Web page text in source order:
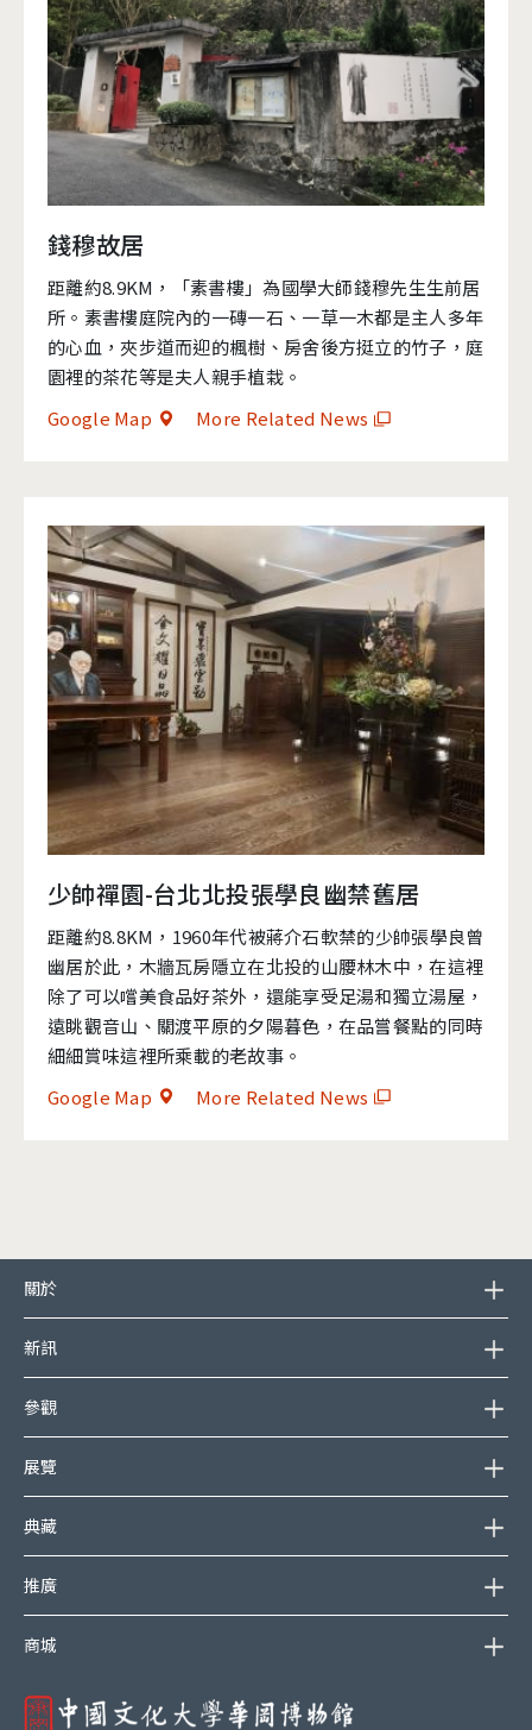
錢穆故居
距離約8.9KM，「素書樓」為國學大師錢穆先生生前居
所。素書樓庭院內的一磚一石、一草一木都是主人多年
的心血，夾步道而迎的楓樹、房舍後方挺立的竹子，庭
園裡的茶花等是夫人親手植栽。
Google Map
More Related News
少帥禪園-台北北投張學良幽禁舊居
距離約8.8KM，1960年代被蔣介石軟禁的少帥張學良曾
幽居於此，木牆瓦房隱立在北投的山腰林木中，在這裡
除了可以嚐美食品好茶外，還能享受足湯和獨立湯屋，
遠眺觀音山、關渡平原的夕陽暮色，在品嘗餐點的同時
細細賞味這裡所乘載的老故事。
Google Map
More Related News
頁尾選單
關於
新訊
參觀
展覽
典藏
推廣
商城